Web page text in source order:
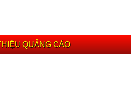
QUẢNG CÁO